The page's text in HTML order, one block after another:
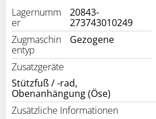
Lagernumm
er
20843-
273743010249
Zugmaschin
entyp
Gezogene
Zusatzgeräte
Stützfuß / -rad,
Obenanhängung (Öse)
Zusätzliche Informationen